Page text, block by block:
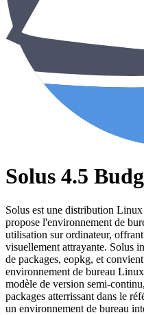
Solus 4.5
Solus est une distribution
propose l'environnement de
utilisation sur ordinateur,
visuellement attrayante. Solus
de packages, eopkg, et
environnement de bureau
modèle de version semi-
packages atterrissant dans le
un environnement de bureau